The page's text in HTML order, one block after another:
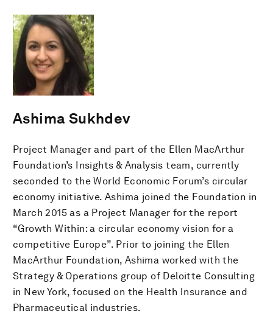
Ashima Sukhdev
Project Manager and part of the Ellen MacArthur
Foundation’s Insights & Analysis team, currently
seconded to the World Economic Forum’s circular
economy initiative. Ashima joined the Foundation in
March 2015 as a Project Manager for the report
“Growth Within: a circular economy vision for a
competitive Europe”. Prior to joining the Ellen
MacArthur Foundation, Ashima worked with the
Strategy & Operations group of Deloitte Consulting
in New York, focused on the Health Insurance and
Pharmaceutical industries.